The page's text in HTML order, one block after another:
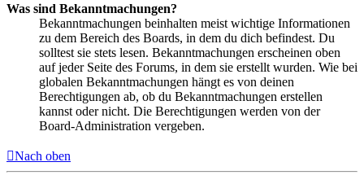
Was sind Bekanntmachungen?
Bekanntmachungen beinhalten meist wichtige Informationen
zu dem Bereich des Boards, in dem du dich befindest. Du
solltest sie stets lesen. Bekanntmachungen erscheinen oben
auf jeder Seite des Forums, in dem sie erstellt wurden. Wie bei
globalen Bekanntmachungen hängt es von deinen
Berechtigungen ab, ob du Bekanntmachungen erstellen
kannst oder nicht. Die Berechtigungen werden von der
Board-Administration vergeben.
Nach oben